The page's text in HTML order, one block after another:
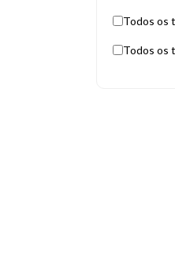
Todos os
Todos os